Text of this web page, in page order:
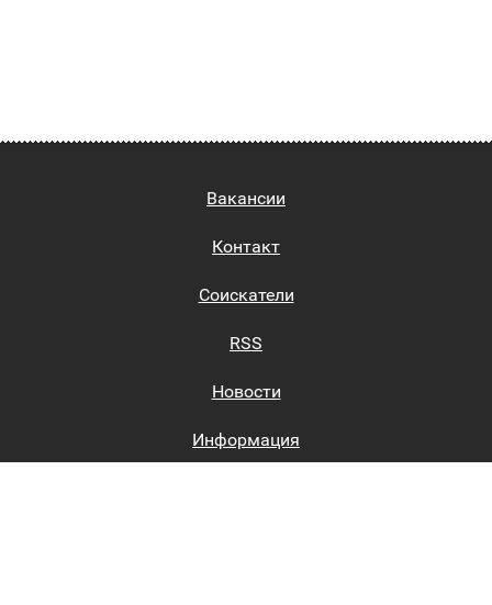
Вакансии
Контакт
Соискатели
RSS
Новости
Информация